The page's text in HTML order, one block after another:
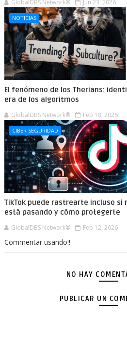
GlobalDBS Network® Jun 23, 2026
NOTICIAS
El fenómeno de los Therians:
era de los algoritmos
GlobalDBS Network® Feb 18, 2026
CIBER SEGURIDAD
TikTok puede rastrearte incluso si
está pasando y cómo protegerte
GlobalDBS Network® Feb 12, 2026
Commentar usando!!
NO HAY
PUBLICAR UN